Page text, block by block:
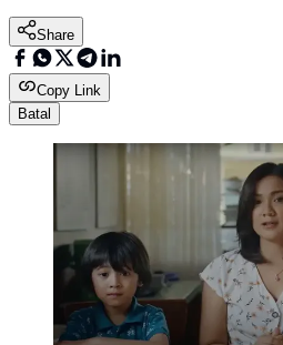
Share
Copy Link
Batal